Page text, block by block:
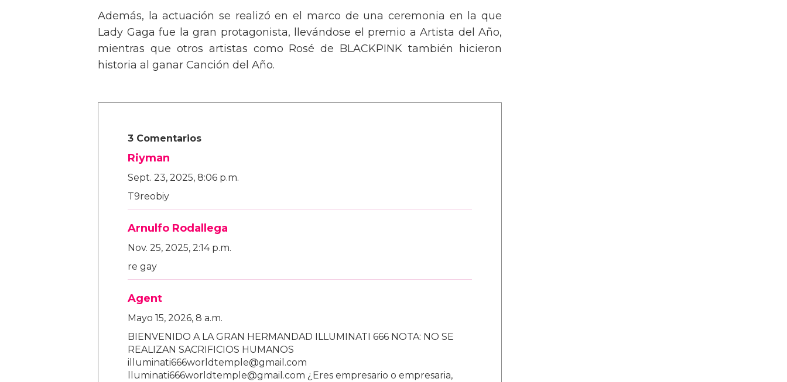
Además, la actuación se realizó en el marco de una ceremonia en la que
Lady Gaga fue la gran protagonista, llevándose el premio a Artista del Año,
mientras que otros artistas como Rosé de BLACKPINK también hicieron
historia al ganar Canción del Año.
3 Comentarios
Riyman
Sept. 23, 2025, 8:06 p.m.
T9reobiy
Arnulfo Rodallega
Nov. 25, 2025, 2:14 p.m.
re gay
Agent
Mayo 15, 2026, 8 a.m.
BIENVENIDO A LA GRAN HERMANDAD ILLUMINATI 666 NOTA: NO SE
REALIZAN SACRIFICIOS HUMANOS
illuminati666worldtemple@gmail.com
lluminati666worldtemple@gmail.com ¿Eres empresario o empresaria,